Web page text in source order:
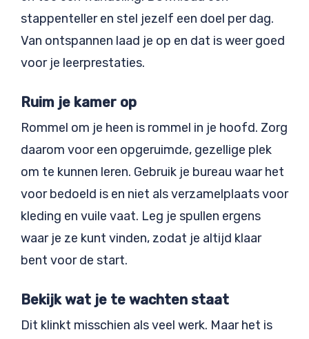
stappenteller en stel jezelf een doel per dag.
Van ontspannen laad je op en dat is weer goed
voor je leerprestaties.
Ruim je kamer op
Rommel om je heen is rommel in je hoofd. Zorg
daarom voor een opgeruimde, gezellige plek
om te kunnen leren. Gebruik je bureau waar het
voor bedoeld is en niet als verzamelplaats voor
kleding en vuile vaat. Leg je spullen ergens
waar je ze kunt vinden, zodat je altijd klaar
bent voor de start.
Bekijk wat je te wachten staat
Dit klinkt misschien als veel werk. Maar het is